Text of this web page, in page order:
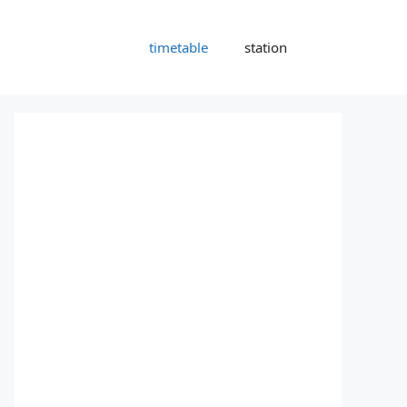
timetable station